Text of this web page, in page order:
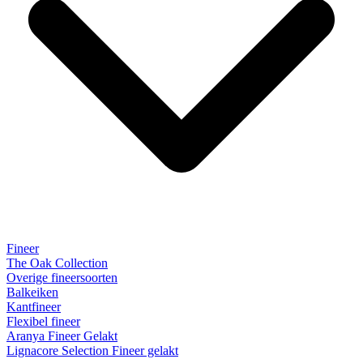
Fineer
The Oak Collection
Overige fineersoorten
Balkeiken
Kantfineer
Flexibel fineer
Aranya Fineer Gelakt
Lignacore Selection Fineer gelakt